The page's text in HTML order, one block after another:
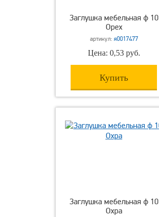
Заглушка мебельная ф 10
Орех
артикул: я0017477
Цена: 0,53 руб.
Купить
Заглушка мебельная ф 10
Охра